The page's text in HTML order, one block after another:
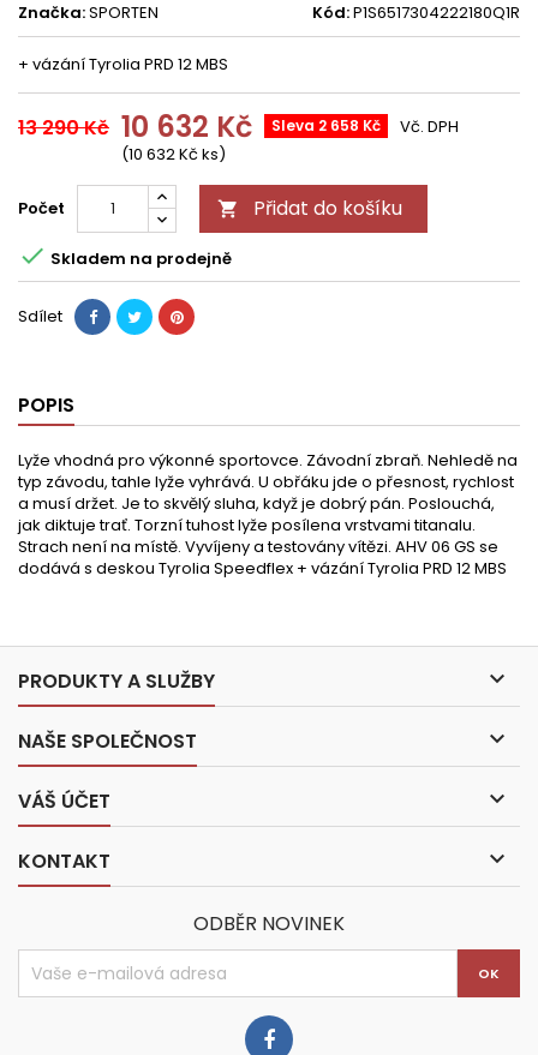
Značka:SPORTEN Kód:P1S6517304222180Q1R
+ vázání Tyrolia PRD 12 MBS
13 290 Kč 10 632 Kč Sleva 2 658 Kč
(10 632 Kč ks)
Vč. DPH
Počet  Přidat do košíku
 Skladem na prodejně
Sdílet
POPIS
Lyže vhodná pro výkonné sportovce. Závodní zbraň. Nehledě na
typ závodu, tahle lyže vyhrává. U obřáku jde o přesnost, rychlost
a musí držet. Je to skvělý sluha, když je dobrý pán. Poslouchá,
jak diktuje trať. Torzní tuhost lyže posílena vrstvami titanalu.
Strach není na místě. Vyvíjeny a testovány vítězi. AHV 06 GS se
dodává s deskou Tyrolia Speedflex + vázání Tyrolia PRD 12 MBS
PRODUKTY A SLUŽBY 
NAŠE SPOLEČNOST 
VÁŠ ÚČET 
KONTAKT 
ODBĚR NOVINEK